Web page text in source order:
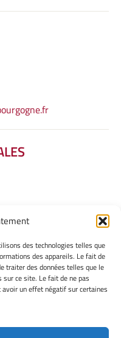
des technologies telles que
des appareils. Le fait de
traiter des données telles que le
ce site. Le fait de ne pas
un effet négatif sur certaines